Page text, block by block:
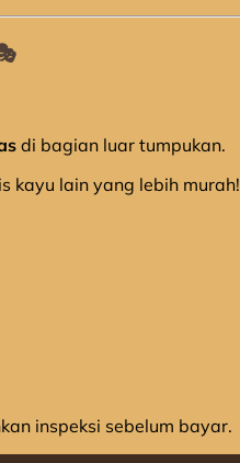
di bagian luar tumpukan.
kayu lain yang lebih murah!
inspeksi sebelum bayar.